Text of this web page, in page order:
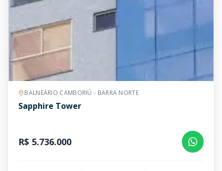
BALNEÁRIO CAMBORIÚ - BARRA NORTE
Sapphire Tower
R$ 5.736.000